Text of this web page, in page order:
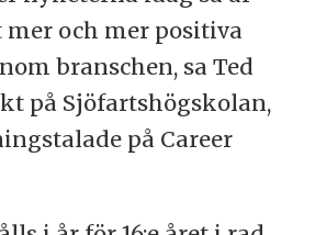
och mer positiva
branschen, sa Ted
på Sjöfartshögskolan,
på Career